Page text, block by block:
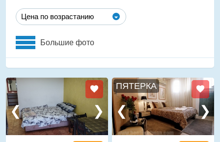
Цена по возрастанию
Большие фото
ПЯТЕРКА